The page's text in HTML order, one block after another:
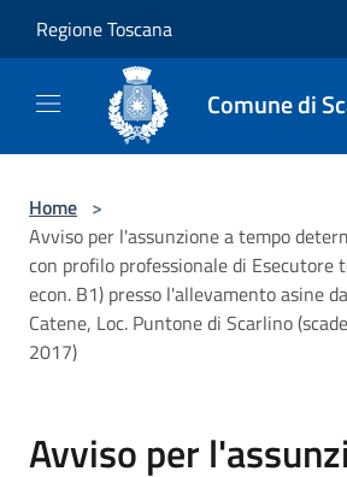
Regione Toscana
Comune di
Home >
Avviso per l'assunzione a tempo
con profilo professionale di Esecutore
econ. B1) presso l'allevamento asine
Catene, Loc. Puntone di Scarlino
2017)
Avviso per